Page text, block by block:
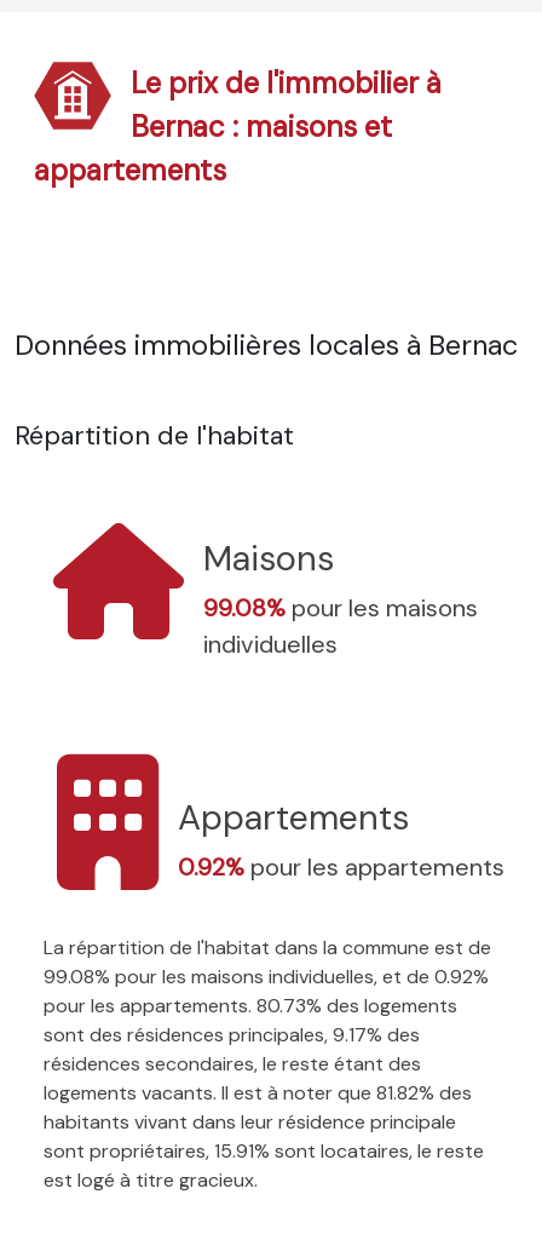
Le prix de l'immobilier à
Bernac : maisons et
appartements
Données immobilières locales à Bernac
Répartition de l'habitat
Maisons
99.08% pour les maisons
individuelles
Appartements
0.92% pour les appartements
La répartition de l'habitat dans la commune est de
99.08% pour les maisons individuelles, et de 0.92%
pour les appartements. 80.73% des logements
sont des résidences principales, 9.17% des
résidences secondaires, le reste étant des
logements vacants. Il est à noter que 81.82% des
habitants vivant dans leur résidence principale
sont propriétaires, 15.91% sont locataires, le reste
est logé à titre gracieux.